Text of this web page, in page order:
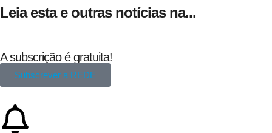
Leia esta e outras notícias na...
A subscrição é gratuita!
Subscrever a REDE